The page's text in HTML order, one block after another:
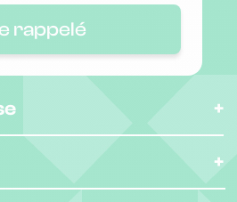
17
BLAYE
64
33240 Saint-André-
rappelé